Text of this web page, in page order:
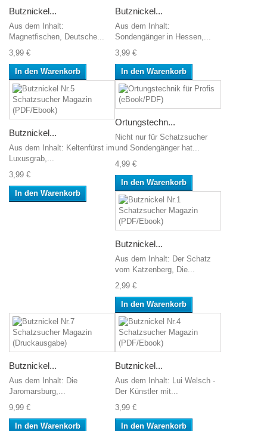
Butznickel...
Aus dem Inhalt:
Magnetfischen, Deutsche...
3,99 €
In den Warenkorb
Butznickel...
Aus dem Inhalt:
Sondengänger in Hessen,...
3,99 €
In den Warenkorb
Butznickel...
Aus dem Inhalt: Keltenfürst im
Luxusgrab,...
3,99 €
In den Warenkorb
Ortungstechn...
Nicht nur für Schatzsucher
und Sondengänger hat...
4,99 €
In den Warenkorb
Butznickel...
Aus dem Inhalt: Der Schatz
vom Katzenberg, Die...
2,99 €
In den Warenkorb
Butznickel...
Aus dem Inhalt: Die
Jaromarsburg,...
9,99 €
In den Warenkorb
Butznickel...
Aus dem Inhalt: Lui Welsch -
Der Künstler mit...
3,99 €
In den Warenkorb